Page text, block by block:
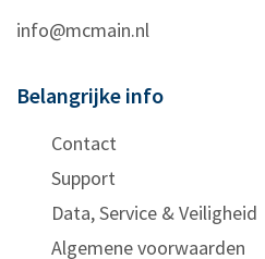
info@mcmain.nl
Belangrijke info
Contact
Support
Data, Service & Veiligheid
Algemene voorwaarden